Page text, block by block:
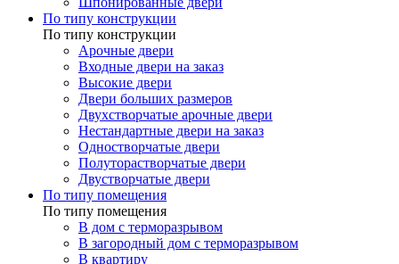
По типу конструкции
По типу конструкции
Арочные двери
Входные двери на заказ
Высокие двери
Двери больших размеров
Двухстворчатые арочные двери
Нестандартные двери на заказ
Одностворчатые двери
Полуторастворчатые двери
Двустворчатые двери
По типу помещения
По типу помещения
В дом с терморазрывом
В загородный дом с терморазрывом
В квартиру